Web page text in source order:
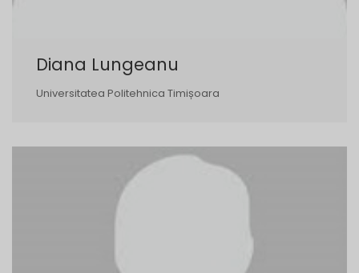
Diana Lungeanu
Universitatea Politehnica Timișoara